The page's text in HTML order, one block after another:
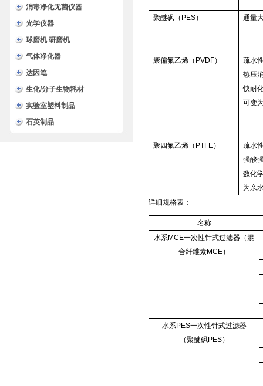
消毒净化无菌仪器
光学仪器
球磨机 研磨机
气体净化器
达因笔
生化/分子生物耗材
实验室塑料制品
石英制品
聚醚砜（PES） 通量
聚偏氟乙烯（PVDF）
疏水
热压
快耐
可变
聚四氟乙烯（PTFE）
疏水
强酸
数化
为亲
详细规格表：
名称
水系MCE一次性针式过滤器（混
合纤维素MCE）
水系PES一次性针式过滤器
（聚醚砜PES）